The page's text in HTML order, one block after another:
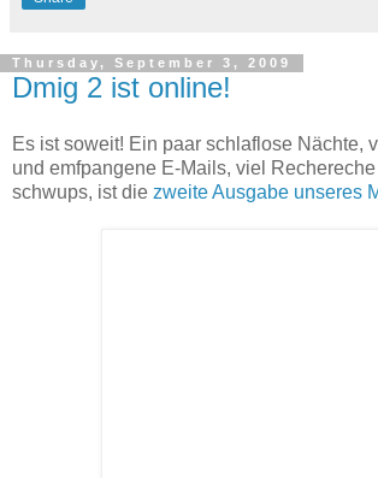
Thursday, September 3, 2009
Dmig 2 ist online!
Es ist soweit! Ein paar schlaflose Nächte,
und emfpangene E-Mails, viel
schwups, ist die zweite Ausgabe unseres